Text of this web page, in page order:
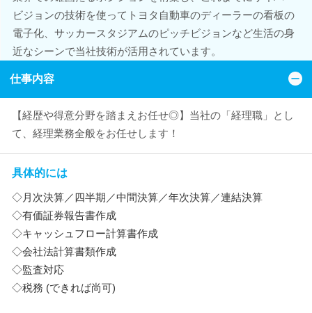
ビジョンの技術を使ってトヨタ自動車のディーラーの看板の
電子化、サッカースタジアムのピッチビジョンなど生活の身
近なシーンで当社技術が活用されています。
仕事内容
【経歴や得意分野を踏まえお任せ◎】当社の「経理職」とし
て、経理業務全般をお任せします！
具体的には
◇月次決算／四半期／中間決算／年次決算／連結決算
◇有価証券報告書作成
◇キャッシュフロー計算書作成
◇会社法計算書類作成
◇監査対応
◇税務 (できれば尚可)